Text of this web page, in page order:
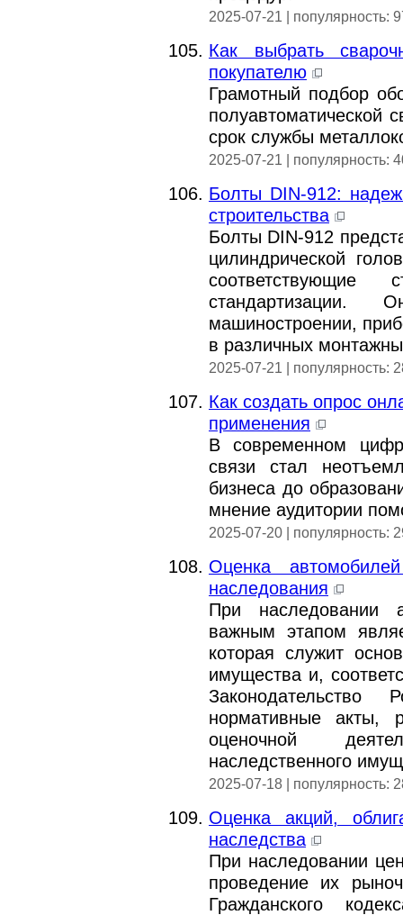
2025-07-21 | популярность:
Как выбрать
покупателю
Грамотный подбор
полуавтоматической
срок службы
2025-07-21 | популярность:
Болты DIN-912:
строительства
Болты DIN-912
цилиндрической
соответствующие
машиностроении,
в различных
2025-07-21 | популярность:
Как создать опрос
применения
В современном
связи стал
бизнеса до
мнение аудитории
2025-07-20 | популярность:
Оценка
наследования
При наследовании
важным этапом
которая служит
имущества и,
Законодательство
нормативные акты,
оценочной
наследственного
2025-07-18 | популярность:
Оценка акций,
наследства
При наследовании
проведение их
Гражданского